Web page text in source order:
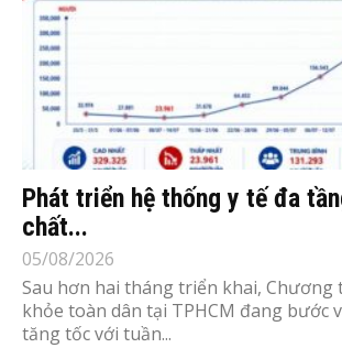
Phát triển hệ thống y tế đa
chất...
05/08/2026
Sau hơn hai tháng triển khai, Chương
khỏe toàn dân tại TPHCM đang bước
tăng tốc với tuần...